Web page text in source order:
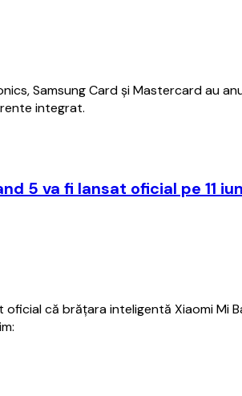
Samsung Card şi Mastercard au
integrat.
5 va fi lansat oficial pe 11
oficial că brăţara inteligentă Xiaomi Mi